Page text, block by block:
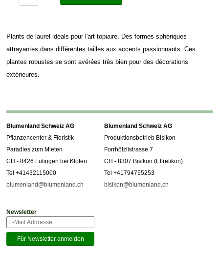
Plants de laurel idéals pour l'art topiaire. Des formes sphériques
attrayantes dans différentes tailles aux accents passionnants. Ces
plantes robustes se sont avérées très bien pour des décorations
extérieures.
Blumenland Schweiz AG
Pflanzencenter & Floristik
Paradies zum Mieten
CH - 8426 Lufingen bei Kloten
Tel +41432115000
blumenland@blumenland.ch
Blumenland Schweiz AG
Produktionsbetrieb Bisikon
Forrhölzlistrasse 7
CH - 8307 Bisikon (Effretikon)
Tel +41794755253
bisikon@blumenland.ch
Newsletter